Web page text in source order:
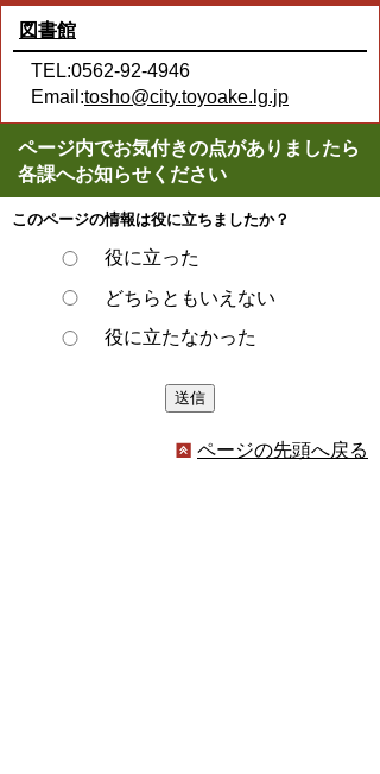
図書館
TEL:0562-92-4946
Email:tosho@city.toyoake.lg.jp
ページ内でお気付きの点がありましたら
各課へお知らせください
このページの情報は役に立ちましたか？
役に立った
どちらともいえない
役に立たなかった
ページの先頭へ戻る